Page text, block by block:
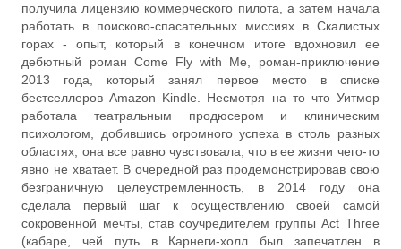
получила лицензию коммерческого пилота, а затем начала
работать в поисково-спасательных миссиях в Скалистых
горах - опыт, который в конечном итоге вдохновил ее
дебютный роман Come Fly with Me, роман-приключение
2013 года, который занял первое место в списке
бестселлеров Amazon Kindle. Несмотря на то что Уитмор
работала театральным продюсером и клиническим
психологом, добившись огромного успеха в столь разных
областях, она все равно чувствовала, что в ее жизни чего-то
явно не хватает. В очередной раз продемонстрировав свою
безграничную целеустремленность, в 2014 году она
сделала первый шаг к осуществлению своей самой
сокровенной мечты, став соучредителем группы Act Three
(кабаре, чей путь в Карнеги-холл был запечатлен в